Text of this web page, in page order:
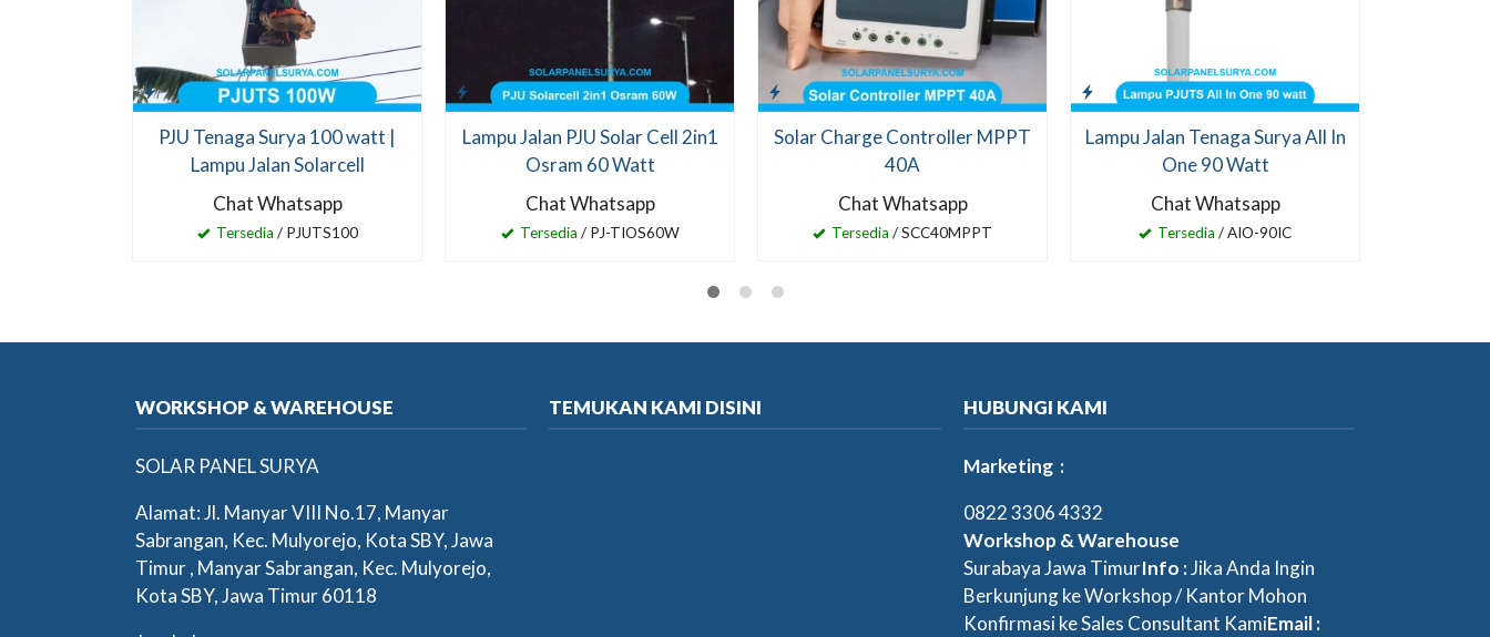
PJU Tenaga Surya 100 watt |
Lampu Jalan Solarcell
Chat Whatsapp
Tersedia / PJUTS100
Lampu Jalan PJU Solar Cell 2in1
Osram 60 Watt
Chat Whatsapp
Tersedia / PJ-TIOS60W
Solar Charge Controller MPPT
40A
Chat Whatsapp
Tersedia / SCC40MPPT
Lampu Jalan Tenaga Surya All In
One 90 Watt
Chat Whatsapp
Tersedia / AIO-90IC
WORKSHOP & WAREHOUSE
SOLAR PANEL SURYA
Alamat: Jl. Manyar VIII No.17, Manyar
Sabrangan, Kec. Mulyorejo, Kota SBY, Jawa
Timur , Manyar Sabrangan, Kec. Mulyorejo,
Kota SBY, Jawa Timur 60118
TEMUKAN KAMI DISINI HUBUNGI KAMI
Marketing :
0822 3306 4332
Workshop & Warehouse
Surabaya Jawa TimurInfo :Jika Anda Ingin
Berkunjung ke Workshop / Kantor Mohon
Konfirmasi ke Sales Consultant KamiEmail :